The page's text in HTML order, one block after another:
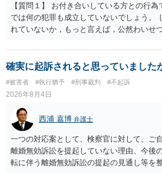
【質問１】 お付き合いしている方との行
では何の犯罪も成立していないでしょう。
れていないか，もっと言えば，公然わいせ
然性は，不特定又は多数の方が認識できる
す。 本件は，車の中という閉鎖された空間
多数の方が認識するのは困難な状態ですか
す。 また，意図的に示そうとする故意が必
する車両があると服を着ている（わいせつ
ですから，むしろ見られないようにしてお
はありません。 以上より，公然わいせつ罪
査の対象になることはありません。 警察か
しょう。 【質問２】 見せようと思っていな
行為から明らかです。したがいまして，注
せん。まして，刑罰として罰せられること
確実に起訴されると思っていました
#被害者 #執行猶予 #刑事裁判 #不起訴
2026年8月4日
西浦 嘉博 弁護士
一つの対応案として、検察官に対して、ご
離婚無効訴訟を提起していない理由、今後
転に伴う離婚無効訴訟の提起の見通し等を